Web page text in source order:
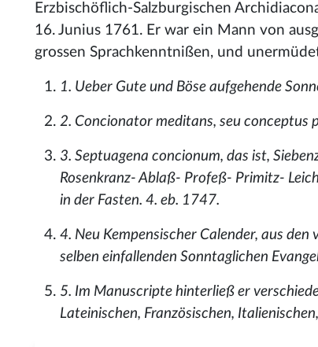
Erzbischöflich-Salzburgischen
16. Junius 1761. Er war ein Mann von
grossen Sprachkenntnißen, und
1. Ueber Gute und Böse aufgehende
2. Concionator meditans, seu conceptus
3. Septuagena concionum, das ist,
Rosenkranz- Ablaß- Profeß- Primitz-
in der Fasten. 4. eb. 1747.
4. Neu Kempensischer Calender, aus
selben einfallenden Sonntaglichen
5. Im Manuscripte hinterließ er
Lateinischen, Französischen,